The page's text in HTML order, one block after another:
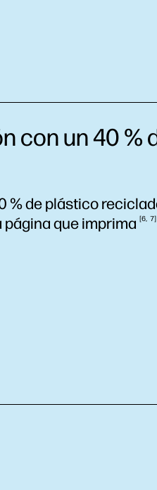
con un 40 %
% de plástico
página queimprima 6 7